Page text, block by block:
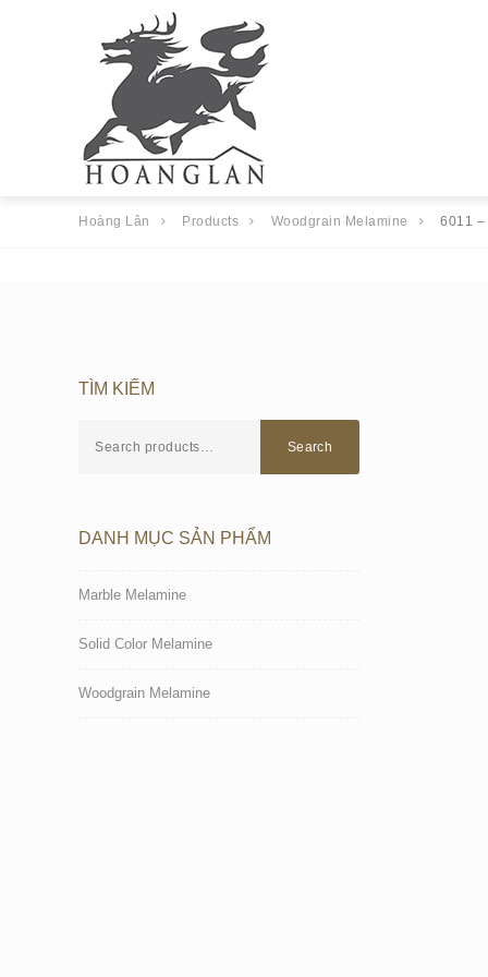
Hoàng Lân Products Woodgrain Melamine 6011 –
TÌM KIẾM
Search
DANH MỤC SẢN PHẨM
Marble Melamine
Solid Color Melamine
Woodgrain Melamine